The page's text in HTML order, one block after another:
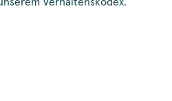
Verhaltenskodex.